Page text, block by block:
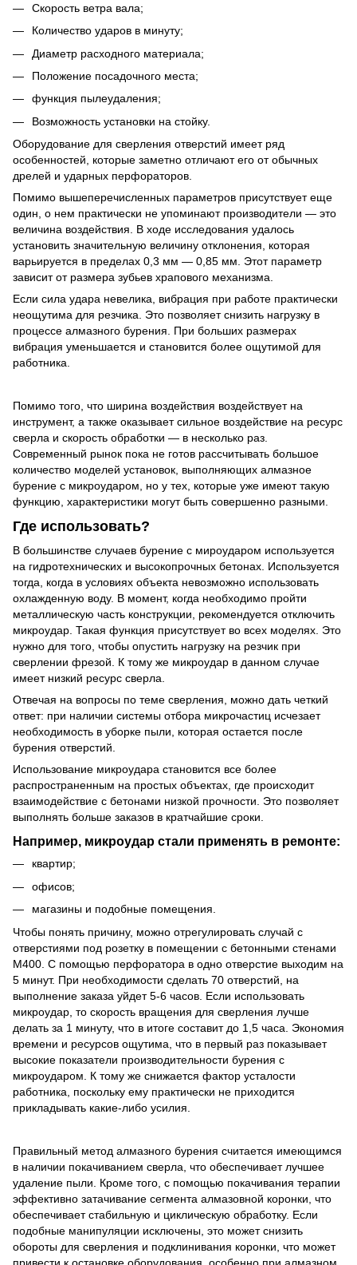
Скорость ветра вала;
Количество ударов в минуту;
Диаметр расходного материала;
Положение посадочного места;
функция пылеудаления;
Возможность установки на стойку.
Оборудование для сверления отверстий имеет ряд
особенностей, которые заметно отличают его от обычных
дрелей и ударных перфораторов.
Помимо вышеперечисленных параметров присутствует еще
один, о нем практически не упоминают производители — это
величина воздействия. В ходе исследования удалось
установить значительную величину отклонения, которая
варьируется в пределах 0,3 мм — 0,85 мм. Этот параметр
зависит от размера зубьев храпового механизма.
Если сила удара невелика, вибрация при работе практически
неощутима для резчика. Это позволяет снизить нагрузку в
процессе алмазного бурения. При больших размерах
вибрация уменьшается и становится более ощутимой для
работника.
Помимо того, что ширина воздействия воздействует на
инструмент, а также оказывает сильное воздействие на ресурс
сверла и скорость обработки — в несколько раз.
Современный рынок пока не готов рассчитывать большое
количество моделей установок, выполняющих алмазное
бурение с микроударом, но у тех, которые уже имеют такую ​​
функцию, характеристики могут быть совершенно разными.
Где использовать?
В большинстве случаев бурение с мироударом используется
на гидротехнических и высокопрочных бетонах. Используется
тогда, когда в условиях объекта невозможно использовать
охлажденную воду. В момент, когда необходимо пройти
металлическую часть конструкции, рекомендуется отключить
микроудар. Такая функция присутствует во всех моделях. Это
нужно для того, чтобы опустить нагрузку на резчик при
сверлении фрезой. К тому же микроудар в данном случае
имеет низкий ресурс сверла.
Отвечая на вопросы по теме сверления, можно дать четкий
ответ: при наличии системы отбора микрочастиц исчезает
необходимость в уборке пыли, которая остается после
бурения отверстий.
Использование микроудара становится все более
распространенным на простых объектах, где происходит
взаимодействие с бетонами низкой прочности. Это позволяет
выполнять больше заказов в кратчайшие сроки.
Например, микроудар стали применять в ремонте:
квартир;
офисов;
магазины и подобные помещения.
Чтобы понять причину, можно отрегулировать случай с
отверстиями под розетку в помещении с бетонными стенами
М400. С помощью перфоратора в одно отверстие выходим на
5 минут. При необходимости сделать 70 отверстий, на
выполнение заказа уйдет 5-6 часов. Если использовать
микроудар, то скорость вращения для сверления лучше
делать за 1 минуту, что в итоге составит до 1,5 часа. Экономия
времени и ресурсов ощутима, что в первый раз показывает
высокие показатели производительности бурения с
микроударом. К тому же снижается фактор усталости
работника, поскольку ему практически не приходится
прикладывать какие-либо усилия.
Правильный метод алмазного бурения считается имеющимся
в наличии покачиванием сверла, что обеспечивает лучшее
удаление пыли. Кроме того, с помощью покачивания терапии
эффективно затачивание сегмента алмазовной коронки, что
обеспечивает стабильную и циклическую обработку. Если
подобные манипуляции исключены, это может снизить
обороты для сверления и подклинивания коронки, что может
привести к остановке оборудования, особенно при алмазном